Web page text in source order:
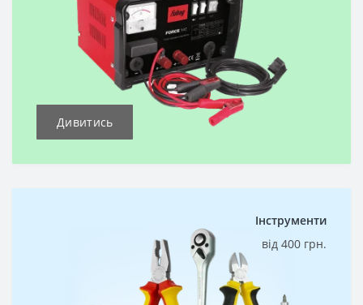
Дивитись
Інструменти
від 400 грн.